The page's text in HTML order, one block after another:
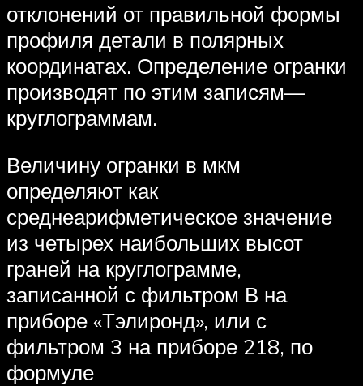
отклонений от правильной формы
профиля детали в полярных
координатах. Определение огранки
производят по этим записям—
круглограммам.
Величину огранки в мкм
определяют как
среднеарифметическое значение
из четырех наибольших высот
граней на круглограмме,
записанной с фильтром В на
приборе «Тэлиронд», или с
фильтром 3 на приборе 218, по
формуле